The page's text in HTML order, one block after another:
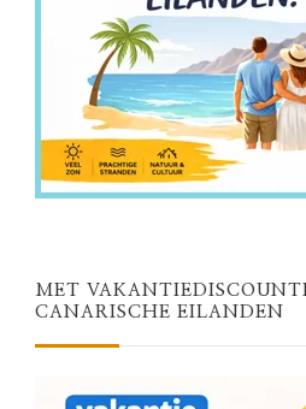
MET
CANARISCHE EILANDEN